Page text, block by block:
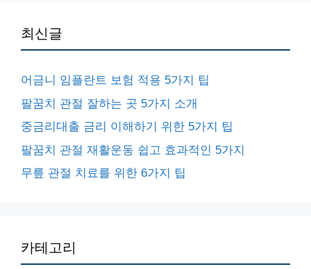
최신글
어금니 임플란트 보험 적용 5가지 팁
팔꿈치 관절 잘하는 곳 5가지 소개
중금리대출 금리 이해하기 위한 5가지 팁
팔꿈치 관절 재활운동 쉽고 효과적인 5가지
무릎 관절 치료를 위한 6가지 팁
카테고리